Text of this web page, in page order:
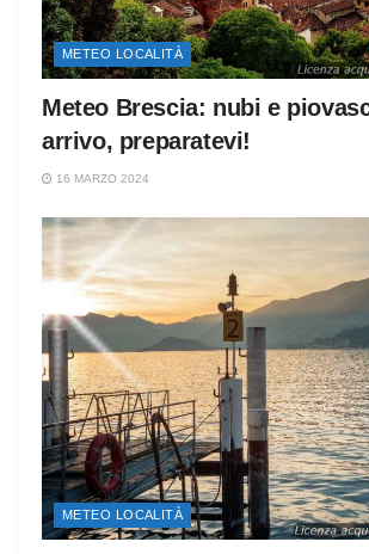
METEO LOCALITÀ
Meteo Brescia: nubi e
arrivo, preparatevi!
16 MARZO 2024
METEO LOCALITÀ